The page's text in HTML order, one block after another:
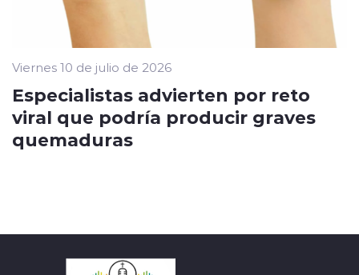
Viernes 10 de julio de 2026
Especialistas advierten por reto
viral que podría producir graves
quemaduras